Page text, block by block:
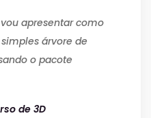
apresentar como
árvore de
o pacote
de 3D